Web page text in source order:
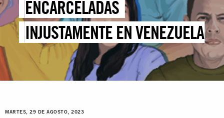
ENCARCELADAS
INJUSTAMENTE EN VENEZUELA
MARTES, 29 DE AGOSTO, 2023